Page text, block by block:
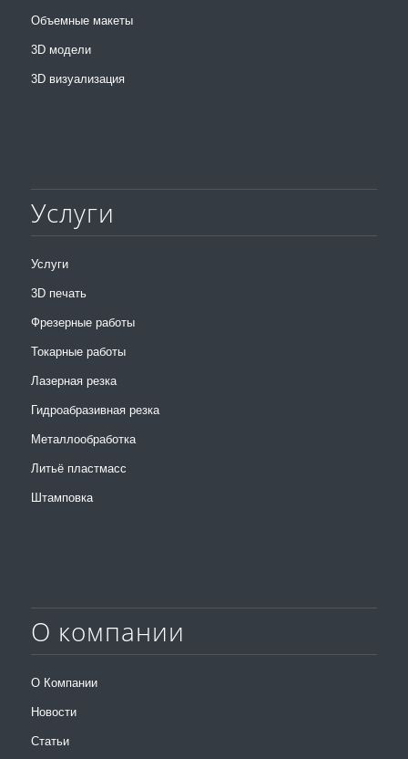
Объемные макеты
3D модели
3D визуализация
Услуги
Услуги
3D печать
Фрезерные работы
Токарные работы
Лазерная резка
Гидроабразивная резка
Металлообработка
Литьё пластмасс
Штамповка
О компании
О Компании
Новости
Статьи